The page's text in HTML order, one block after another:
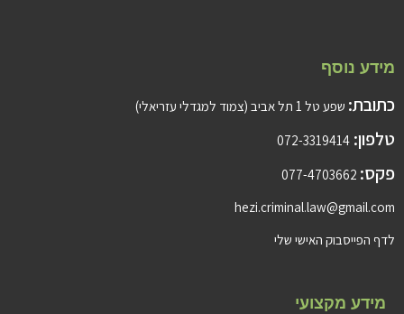
מידע מקצועי
מידע נוסף
כתובת: שפע טל 1 תל אביב (צמוד למגדלי עזריאלי)
טלפון: 072-3319414
פקס:
hezi.criminal.law@gmail.com
לדף הפייסבוק האישי שלי